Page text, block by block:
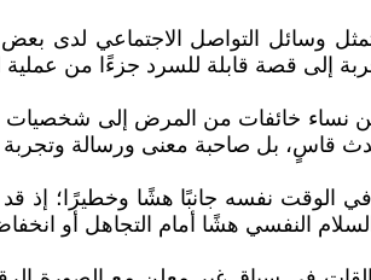
وسائل التواصل الاجتماعي لدى بعض
إلى قصة قابلة للسرد جزءًا من عملية
نساء خائفات من المرض إلى شخصيات
قاسٍ، بل صاحبة معنى ورسالة وتجربة
الوقت نفسه جانبًا هشًا وخطيرًا؛ إذ قد
النفسي هشًا أمام التجاهل أو